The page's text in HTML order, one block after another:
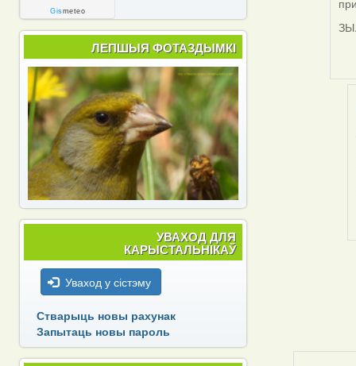
to
Gismeteo
ЛЕПШЫЯ ФОТАЗДЫМКІ
УВАХОД ДЛЯ
КАРЫСТАЛЬНІКАЎ
Уваход у сістэму
Стварыць новы рахунак
Запытаць новы пароль